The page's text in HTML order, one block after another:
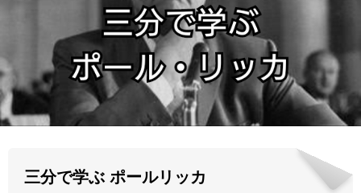
オンラインストア
お問い合わせ
三分で学ぶ ポールリッカ